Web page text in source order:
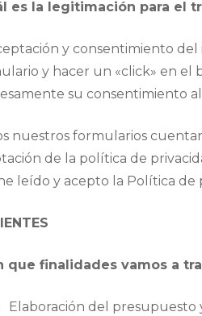
es la legitimación para el
y consentimiento
y hacer un «click» en el
su consentimiento
nuestros formularios
de la política de
leído y acepto la Política de
que finalidades vamos a
Elaboración del presupuesto